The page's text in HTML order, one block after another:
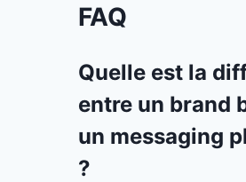
FAQ
Quelle est la
entre un brand
un messaging
?